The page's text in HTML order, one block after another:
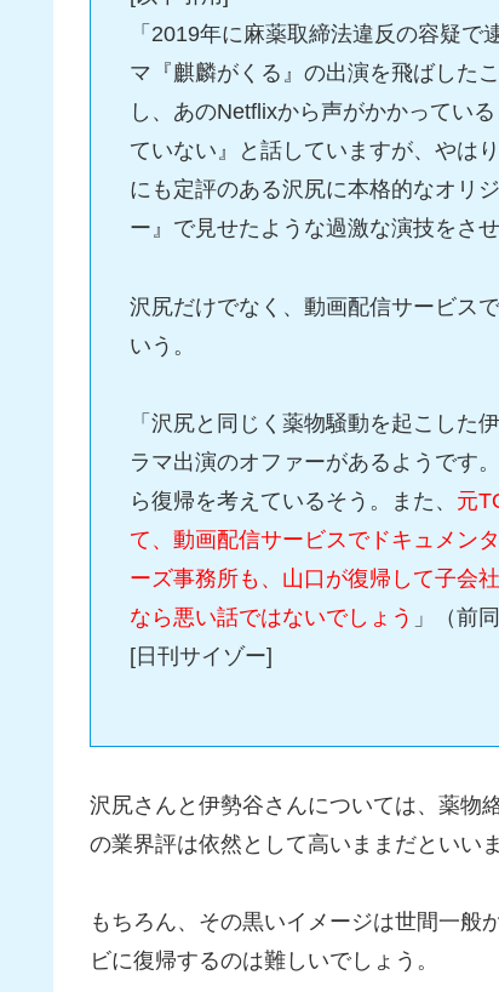
「2019年に麻薬取締法違反の容疑
マ『麒麟がくる』の出演を飛ばした
し、あのNetflixから声がかかってい
ていない』と話していますが、やは
にも定評のある沢尻に本格的なオリ
ー』で見せたような過激な演技をさ
沢尻だけでなく、動画配信サービス
いう。
「沢尻と同じく薬物騒動を起こした
ラマ出演のオファーがあるようです
ら復帰を考えているそう。また、 元
て、動画配信サービスでドキュメン
ーズ事務所も、山口が復帰して子会
なら悪い話ではないでしょう 」（前同
[日刊サイゾー]
沢尻さんと伊勢谷さんについては、薬物
の業界評は依然として高いままだといいま
もちろん、その黒いイメージは世間一般
ビに復帰するのは難しいでしょう。